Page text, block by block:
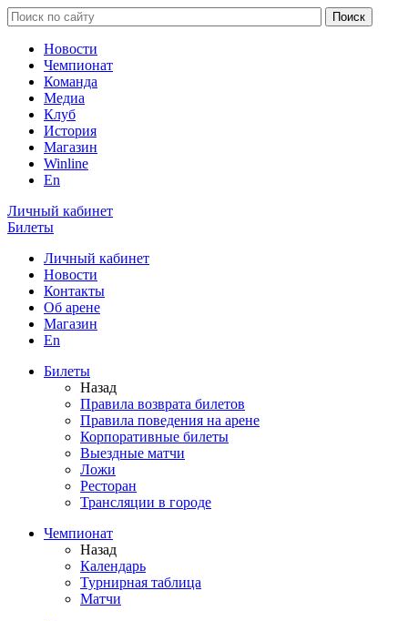
Новости
Чемпионат
Команда
Медиа
Клуб
История
Магазин
Winline
En
Личный кабинет
Билеты
Личный кабинет
Новости
Контакты
Об арене
Магазин
En
Билеты
Назад
Правила возврата билетов
Правила поведения на арене
Корпоративные билеты
Выездные матчи
Ложи
Ресторан
Трансляции в городе
Чемпионат
Назад
Календарь
Турнирная таблица
Матчи